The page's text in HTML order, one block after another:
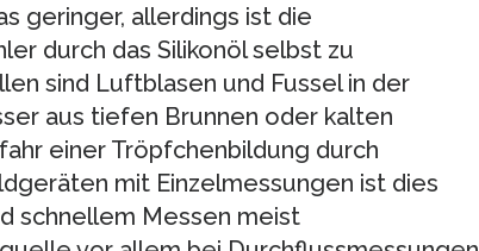
geringer, allerdings ist die
durch das Silikonöl selbst zu
sind Luftblasen und Fussel in der
aus tiefen Brunnen oder kalten
einer Tröpfchenbildung durch
mit Einzelmessungen ist dies
schnellem Messen meist